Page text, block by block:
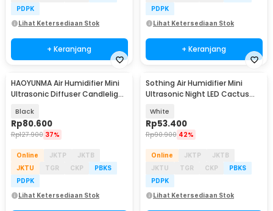
PDPK
Lihat Ketersediaan Stok
+ Keranjang
PDPK
Lihat Ketersediaan Stok
+ Keranjang
HAOYUNMA Air Humidifier Mini
Ultrasonic Diffuser Candlelight
Black
Rp80.600
Rp127.900 37%
Online JKTP
JKTB
JKTU
TGR CKP
PBKS
PDPK
Lihat Ketersediaan Stok
Sothing Air Humidifier Mini
Ultrasonic Night LED Cactus
White
Rp53.400
Rp90.900 42%
Online JKTP
JKTB
JKTU
TGR CKP
PBKS
PDPK
Lihat Ketersediaan Stok